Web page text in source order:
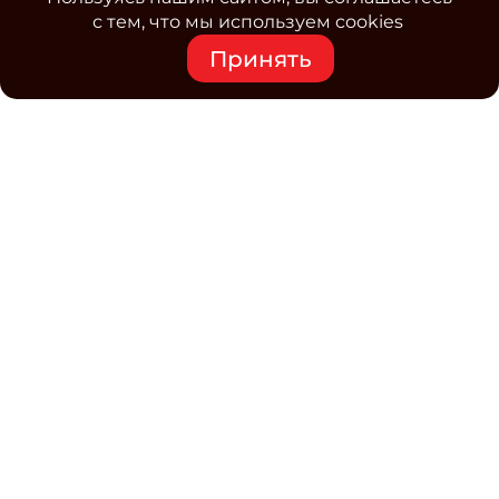
с тем, что мы используем cookies
Принять